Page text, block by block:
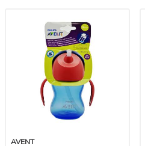
AVENT